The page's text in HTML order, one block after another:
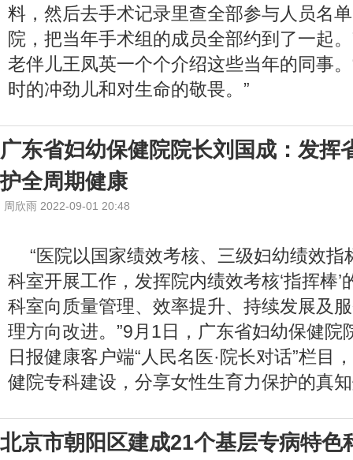
料，然后去手术记录里查全部参与人员名
院，把当年手术组的成员全部约到了一起
老伴儿王凤英一个个介绍这些当年的同事
时的冲劲儿和对生命的敬畏。”
广东省妇幼保健院院长刘国成：发挥
护全周期健康
周欣雨 2022-09-01 20:48
“医院以国家绩效考核、三级妇幼绩效指
科室开展工作，发挥院内绩效考核‘指挥棒
科室向质量管理、效率提升、持续发展及
理方向改进。”9月1日，广东省妇幼保健院
日报健康客户端“人民名医·院长对话”栏目
健院专科建设，分享女性生育力保护的真
北京市朝阳区建成21个基层专病特色